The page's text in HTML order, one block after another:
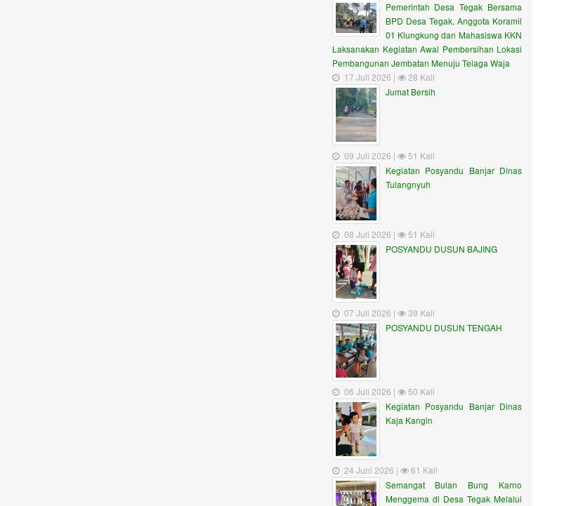
Pemerintah Desa Tegak Bersama
BPD Desa Tegak, Anggota Koramil
01 Klungkung dan Mahasiswa KKN
Laksanakan Kegiatan Awal Pembersihan Lokasi
Pembangunan Jembatan Menuju Telaga Waja
17 Juli 2026 |
28 Kali
Jumat Bersih
09 Juli 2026 |
51 Kali
Kegiatan Posyandu Banjar Dinas
Tulangnyuh
08 Juli 2026 |
51 Kali
POSYANDU DUSUN BAJING
07 Juli 2026 |
39 Kali
POSYANDU DUSUN TENGAH
06 Juli 2026 |
50 Kali
Kegiatan Posyandu Banjar Dinas
Kaja Kangin
24 Juni 2026 |
61 Kali
Semangat Bulan Bung Karno
Menggema di Desa Tegak Melalui